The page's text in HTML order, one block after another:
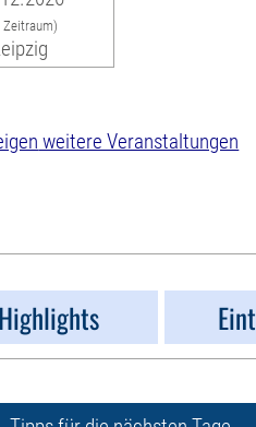
Zeitraum)
weitere Veranstaltungen
Highlights